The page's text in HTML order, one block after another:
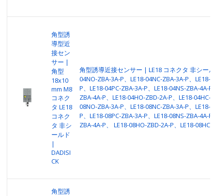
角型誘
導型近
接セン
サー |
角型
18x10
mm M8
コネク
タ LE18
コネク
タ 非シ
ールド
|
DADISI
CK
角型誘導近接センサー | LE18 コネクタ 非シール
04NO-ZBA-3A-P、LE18-04NC-ZBA-3A-P、LE18-
P、LE18-04PC-ZBA-3A-P、LE18-04NS-ZBA-4A-P
ZBA-4A-P、LE18-04HO-ZBD-2A-P、LE18-04HC-
08NO-ZBA-3A-P、LE18-08NC-ZBA-3A-P、LE18-
P、LE18-08PC-ZBA-3A-P、LE18-08NS-ZBA-4A-P
ZBA-4A-P、 LE18-08HO-ZBD-2A-P、LE18-08HC-
角型誘